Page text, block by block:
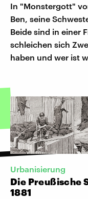
In "Monstergott"
Ben, seine
Beide sind in einer
schleichen sich
haben und wer ist
Urbanisierung
Die Preußische
1881